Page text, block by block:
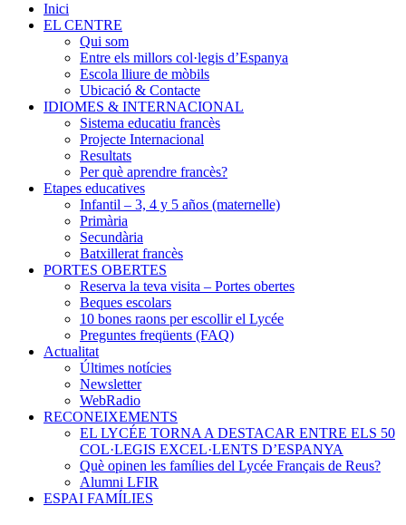
Inici
EL CENTRE
Qui som
Entre els millors col·legis d’Espanya
Escola lliure de mòbils
Ubicació & Contacte
IDIOMES & INTERNACIONAL
Sistema educatiu francès
Projecte Internacional
Resultats
Per què aprendre francès?
Etapes educatives
Infantil – 3, 4 y 5 años (maternelle)
Primària
Secundària
Batxillerat francès
PORTES OBERTES
Reserva la teva visita – Portes obertes
Beques escolars
10 bones raons per escollir el Lycée
Preguntes freqüents (FAQ)
Actualitat
Últimes notícies
Newsletter
WebRadio
RECONEIXEMENTS
EL LYCÉE TORNA A DESTACAR ENTRE ELS 50
COL·LEGIS EXCEL·LENTS D’ESPANYA
Què opinen les famílies del Lycée Français de Reus?
Alumni LFIR
ESPAI FAMÍLIES